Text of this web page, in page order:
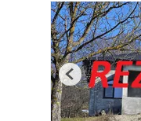
Previous